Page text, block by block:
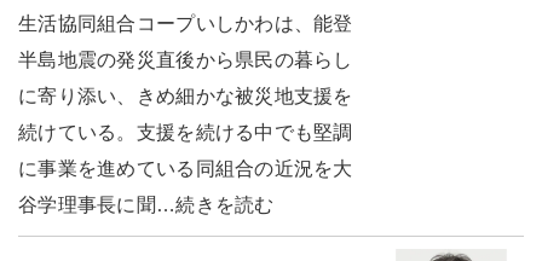
生活協同組合コープいしかわは、能登
半島地震の発災直後から県民の暮らし
に寄り添い、きめ細かな被災地支援を
続けている。支援を続ける中でも堅調
に事業を進めている同組合の近況を大
谷学理事長に聞…続きを読む